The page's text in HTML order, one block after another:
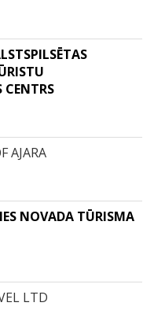
CENTRS
AJARA
NOVADA TŪRISMA
LTD